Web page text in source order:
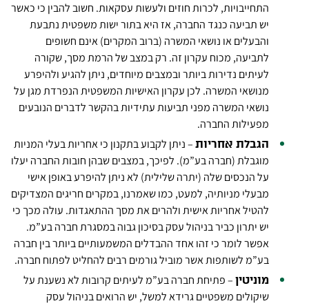
התחייבויות, לכרות חוזים ולעשות עסקאות. חשוב להבין כי כאשר
יש תביעה כנגד החברה, אז היא בתור ישות משפטית נתבעת
והבעלים או נושאי המשרה (ברוב המקרים) אינם חשופים
לתביעה, מכוח עקרון זה. רק במצב של הרמת מסך, שקורה
לעיתים נדירות ביותר ובמצבים מיוחדים, ניתן להגיע ולהיפרע
מנושאי המשרה. לכן עקרון האישיות המשפטית הנפרדת מגן על
נושאי המשרה מפני תביעות עתידיות בהקשר לדברים הנובעים
מפעילות החברה.
הגבלת אחריות – ניתן לקבוע בתקנון כי אחריות בעלי המניות
מוגבלת (חברה בע”מ). לפיכך, במצבים שבהן חובות החברה יעלו
על הנכסים שלה (יתרה שלילית) לא ניתן להיפרע באופן אישי
מבעלי מניותיה, למעט, כמו שאמרנו, במקרים חריגים המצדיקים
להטיל אחריות אישית ולהרים את מסך ההתאגדות. עולה מכך כי
יש יתרון כביר בניהול עסק בסיכון גבוה במסגרת חברה בע”מ.
אפשר לומר כי זהו אחד ההבדלים המשמעותיים ביותר בין חברה
בע”מ לשותפות אשר מוביל גורמים רבים להחליט לפתוח חברה.
מוניטין – פתיחת חברה בע”מ לעיתים קרובות לא נשענת על
שיקולים משפטיים גרידא למשל, יש הרואים בניהול עסק